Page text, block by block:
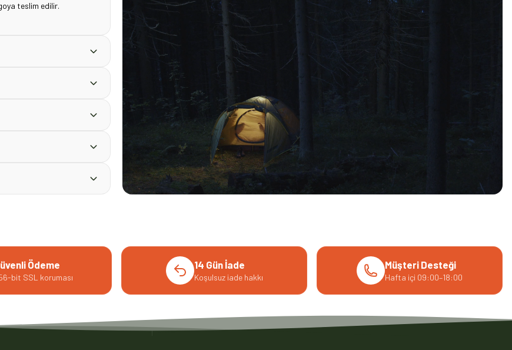
teslim edilir.
Ödeme
bit SSL koruması
14 Gün İade
Koşulsuz iade hakkı
Müşteri Desteği
Hafta içi 09:00–18:00